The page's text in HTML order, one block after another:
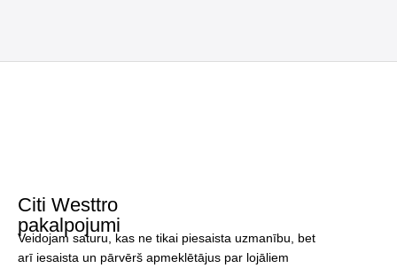
Citi Westtro
pakalpojumi
Veidojam saturu, kas ne tikai piesaista uzmanību, bet
arī iesaista un pārvērš apmeklētājus par lojāliem